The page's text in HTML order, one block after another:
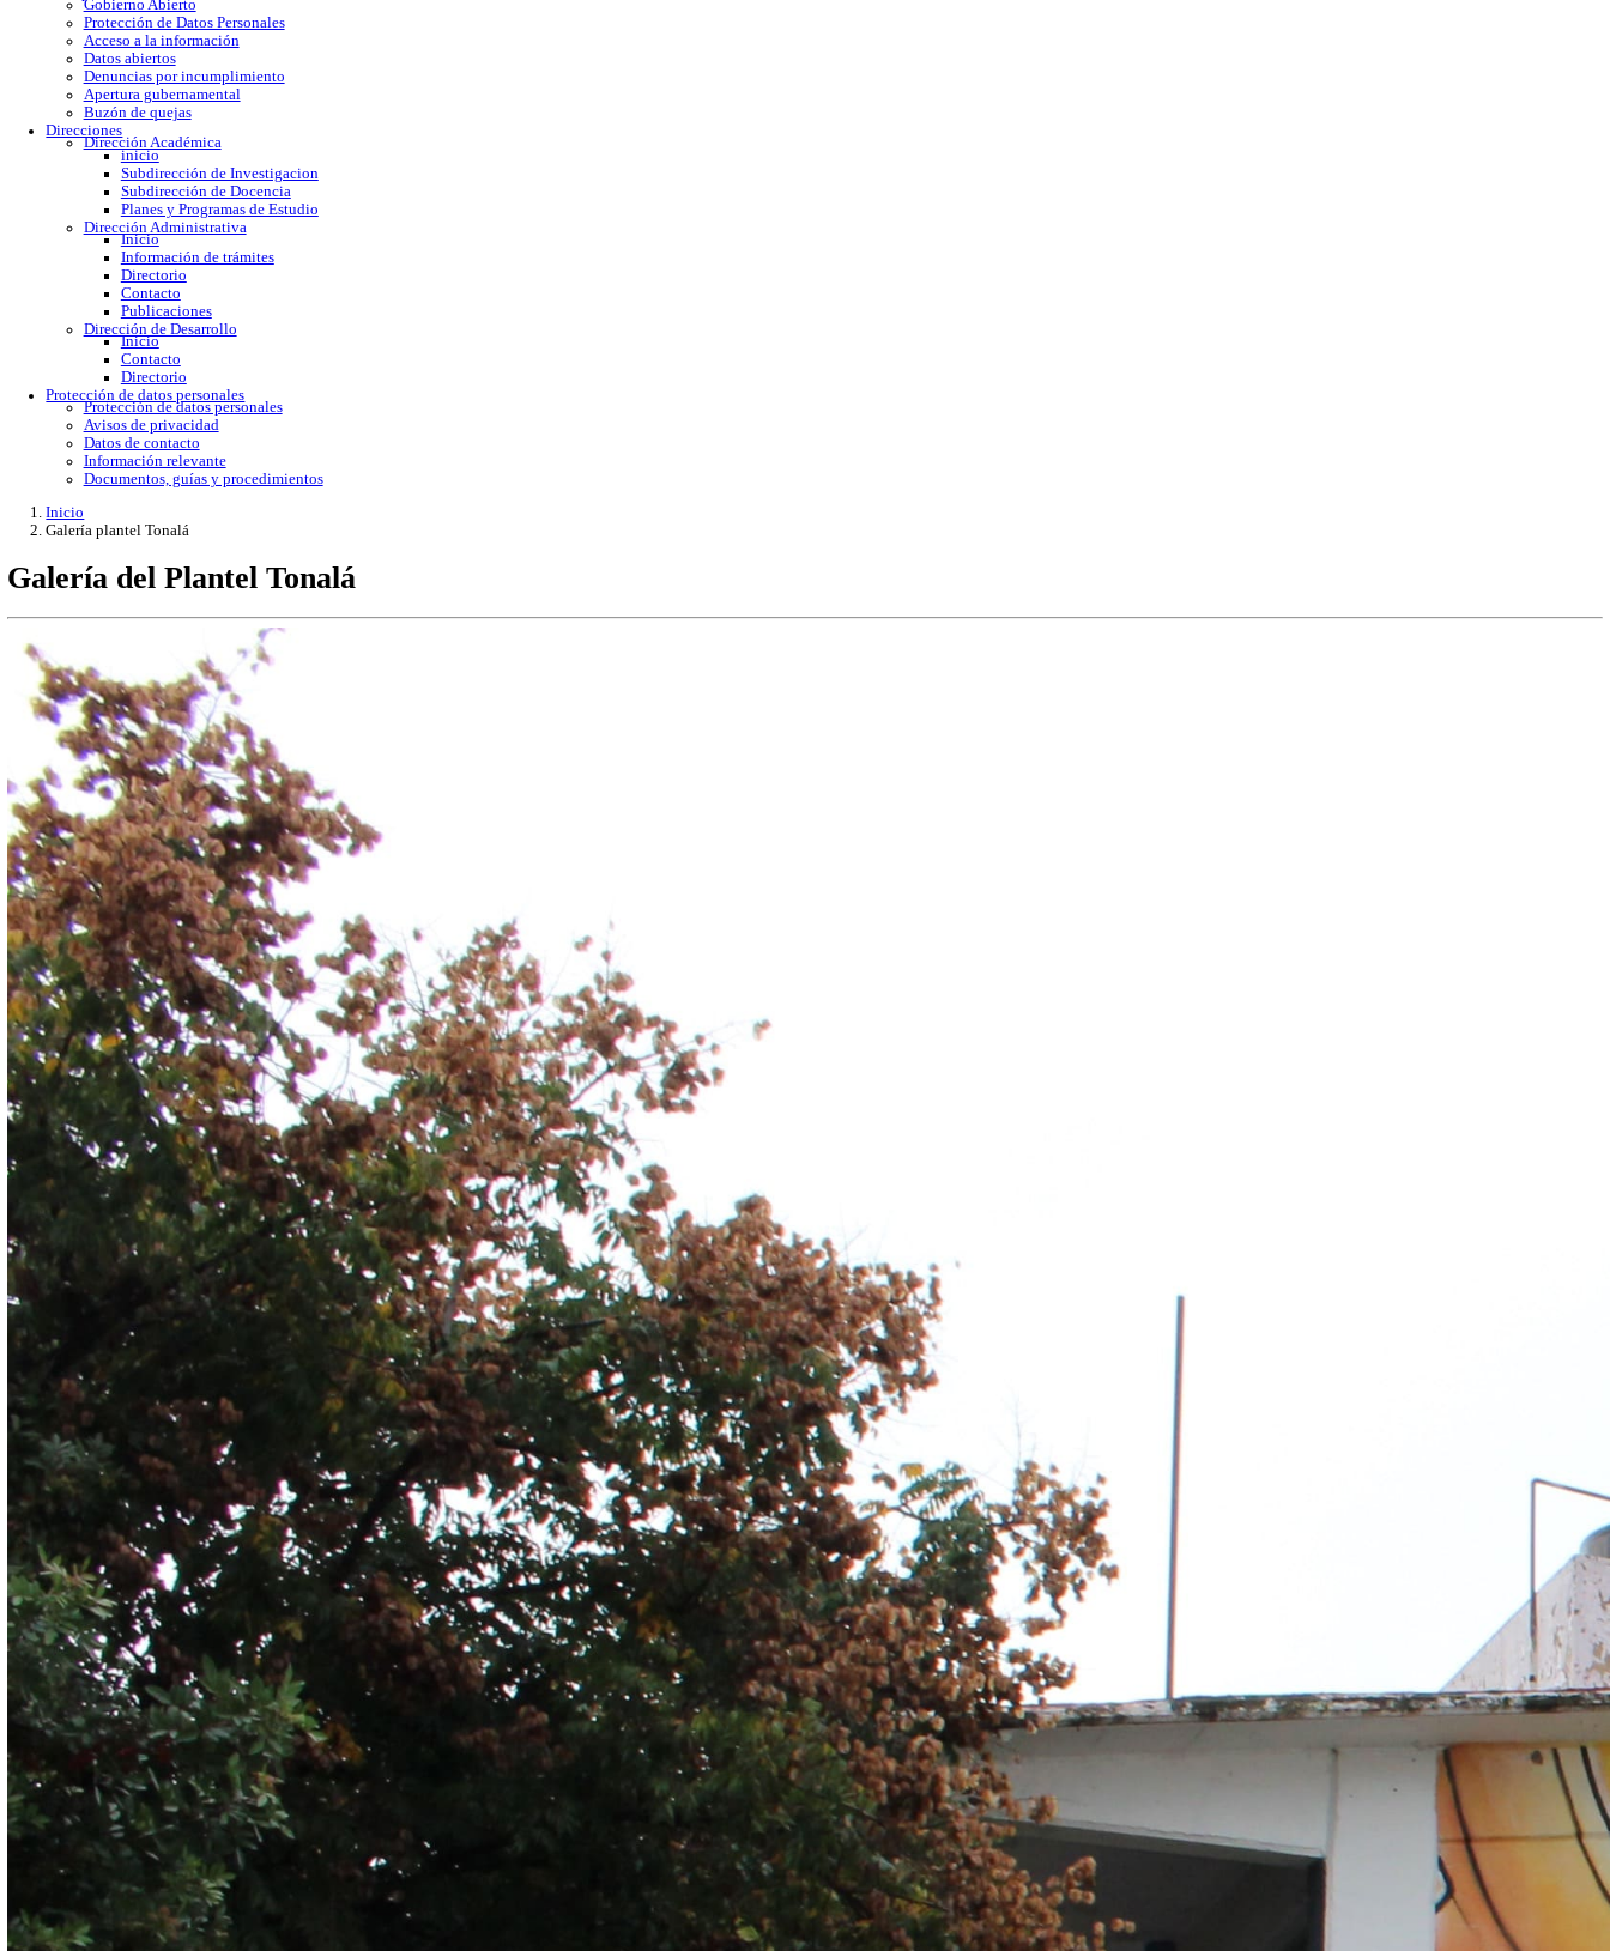
Egresados
Proceso de titulación
Bolsa de trabajo
Experiencia Universitaria
Cultura, Arte y Deporte
Emprendimiento
CETI por el mundo
Proyectos
Docentes
Formación docente (PROFORCOD)
Evaluación Integral Docente
Programa de formación continua
Programa de estímulos de desempeño docente
Convocatorias
Transparencia
Gobierno Abierto
Protección de Datos Personales
Acceso a la información
Datos abiertos
Denuncias por incumplimiento
Apertura gubernamental
Buzón de quejas
Direcciones
Subdirección de Investigacion
Planes y Programas de Estudio
Inicio
Información de trámites
Directorio
Contacto
Publicaciones
Dirección de Desarrollo
Inicio
Contacto
Directorio
Protección de datos personales
Protección de datos personales
Avisos de privacidad
Datos de contacto
Información relevante
Documentos, guías y procedimientos
Inicio
Galería plantel Tonalá
Galería del Plantel Tonalá